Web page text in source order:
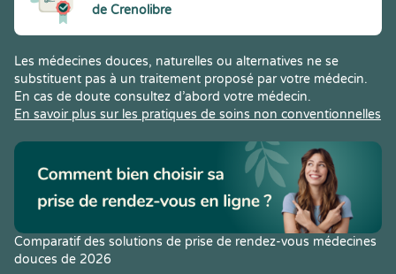
de Crenolibre
Les médecines douces, naturelles ou alternatives ne se
substituent pas à un traitement proposé par votre médecin.
En cas de doute consultez d’abord votre médecin.
En savoir plus sur les pratiques de soins non conventionnelles
Comparatif des solutions de prise de rendez-vous médecines
douces de 2026